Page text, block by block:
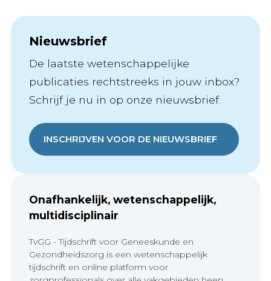
Nieuwsbrief
De laatste wetenschappelijke
publicaties rechtstreeks in jouw inbox?
Schrijf je nu in op onze nieuwsbrief.
INSCHRIJVEN VOOR DE NIEUWSBRIEF
Onafhankelijk, wetenschappelijk,
multidisciplinair
TvGG - Tijdschrift voor Geneeskunde en
Gezondheidszorg is een wetenschappelijk
tijdschrift en online platform voor